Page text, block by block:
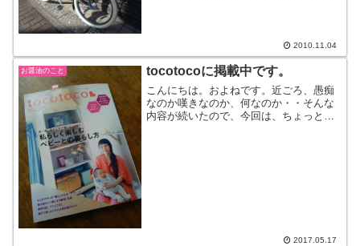
2010.11.04
お醤油のこと tocotocoに掲載中です。
こんにちは。およねです。近ごろ、愚痴
なのか嘆きなのか、何なのか・・そんな
内容が続いたので、今回は、ちょっと宣
2017.05.17